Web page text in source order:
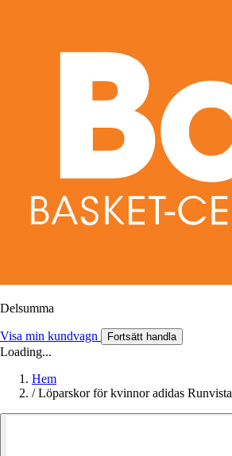
Delsumma
Visa min kundvagn Fortsätt handla
Loading...
Hem
/ Löparskor för kvinnor adidas Runvista